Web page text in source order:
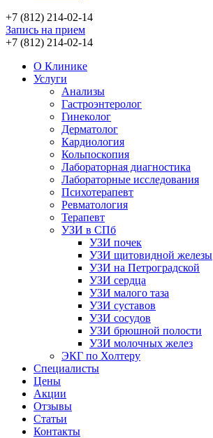
+7 (812) 214-02-14
Запись на прием
+7 (812) 214-02-14
О Клинике
Услуги
Анализы
Гастроэнтеролог
Гинеколог
Дерматолог
Кардиология
Кольпоскопия
Лабораторная диагностика
Лабораторные исследования
Психотерапевт
Ревматология
Терапевт
УЗИ в СПб
УЗИ почек
УЗИ щитовидной железы
УЗИ на Петроградской
УЗИ сердца
УЗИ малого таза
УЗИ суставов
УЗИ сосудов
УЗИ брюшной полости
УЗИ молочных желез
ЭКГ по Холтеру
Специалисты
Цены
Акции
Отзывы
Статьи
Контакты